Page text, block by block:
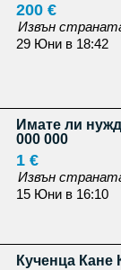
200 €
Извън
29 Юни в 18:42
Имате ли
000 000
1 €
Извън
15 Юни в 16:10
Кученца Кане